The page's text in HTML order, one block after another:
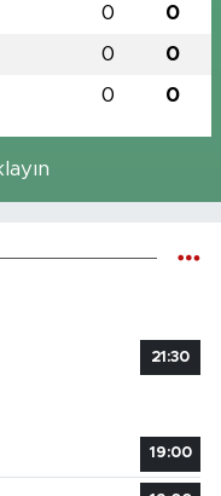
0 0
0 0
0 0
21:30
19:00